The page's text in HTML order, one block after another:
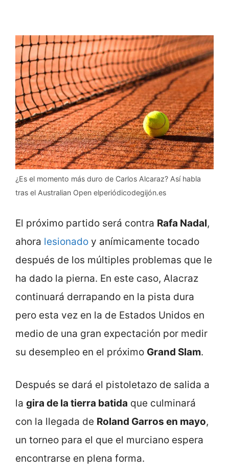
¿Es el momento más duro de Carlos Alcaraz? Así habla
tras el Australian Open elperiódicodegijón.es
El próximo partido será contra Rafa Nadal,
ahora lesionado y anímicamente tocado
después de los múltiples problemas que le
ha dado la pierna. En este caso, Alacraz
continuará derrapando en la pista dura
pero esta vez en la de Estados Unidos en
medio de una gran expectación por medir
su desempleo en el próximo Grand Slam.
Después se dará el pistoletazo de salida a
la gira de la tierra batida que culminará
con la llegada de Roland Garros en mayo,
un torneo para el que el murciano espera
encontrarse en plena forma.